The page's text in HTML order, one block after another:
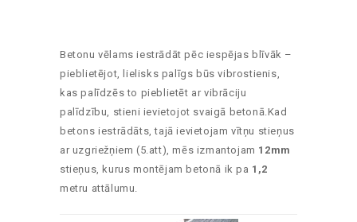
Betonu vēlams iestrādāt pēc iespējas blīvāk –
pieblietējot, lielisks palīgs būs vibrostienis,
kas palīdzēs to pieblietēt ar vibrāciju
palīdzību, stieni ievietojot svaigā betonā.Kad
betons iestrādāts, tajā ievietojam vītņu stieņus
ar uzgriežņiem (5.att), mēs izmantojam 12mm
stieņus, kurus montējam betonā ik pa 1,2
metru attālumu.